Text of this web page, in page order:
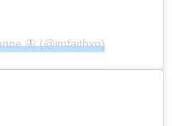
🦋 (@imfaithxo)